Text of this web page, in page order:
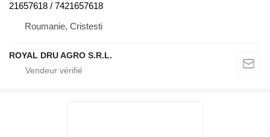
21657618 / 7421657618
Roumanie, Cristesti
ROYAL DRU AGRO S.R.L.